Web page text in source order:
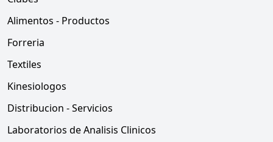
Alimentos - Productos
Forreria
Textiles
Kinesiologos
Distribucion - Servicios
Laboratorios de Analisis Clinicos